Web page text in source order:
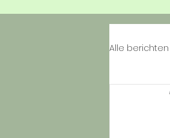
Alle berichten